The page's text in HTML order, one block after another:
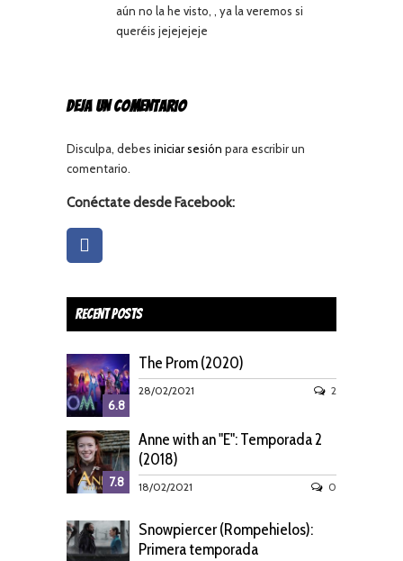
aún no la he visto, , ya la veremos si
queréis jejejejeje
DEJA UN COMENTARIO
Disculpa, debes iniciar sesión para escribir un
comentario.
Conéctate desde Facebook:
Recent Posts
6.8
The Prom (2020)
28/02/2021 2
7.8
Anne with an "E": Temporada 2
(2018)
18/02/2021 0
Snowpiercer (Rompehielos):
Primera temporada